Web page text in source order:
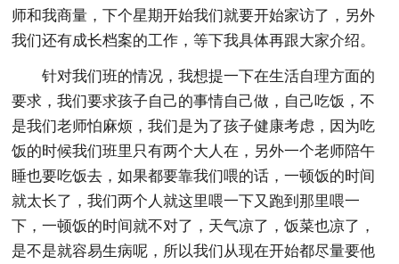
师和我商量，下个星期开始我们就要开始家访了，另外
我们还有成长档案的工作，等下我具体再跟大家介绍。
针对我们班的情况，我想提一下在生活自理方面的
要求，我们要求孩子自己的事情自己做，自己吃饭，不
是我们老师怕麻烦，我们是为了孩子健康考虑，因为吃
饭的时候我们班里只有两个大人在，另外一个老师陪午
睡也要吃饭去，如果都要靠我们喂的话，一顿饭的时间
就太长了，我们两个人就这里喂一下又跑到那里喂一
下，一顿饭的时间就不对了，天气凉了，饭菜也凉了，
是不是就容易生病呢，所以我们从现在开始都尽量要他